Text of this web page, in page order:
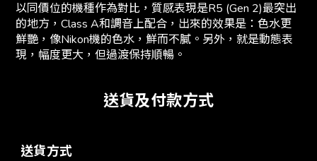
以同價位的機種作為對比，質感表現是R5 (Gen 2)最突出
的地方，Class A和調音上配合，出來的效果是：色水更
鮮艷，像Nikon機的色水，鮮而不膩。另外，就是動態表
現，幅度更大，但過渡保持順暢。
送貨及付款方式
送貨方式